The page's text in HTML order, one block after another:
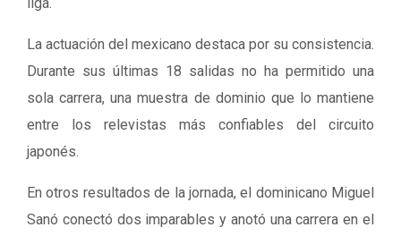
La actuación del mexicano destaca por su consistencia.
Durante sus últimas 18 salidas no ha permitido una
sola carrera, una muestra de dominio que lo mantiene
entre los relevistas más confiables del circuito
japonés.
En otros resultados de la jornada, el dominicano Miguel
Sanó conectó dos imparables y anotó una carrera en el